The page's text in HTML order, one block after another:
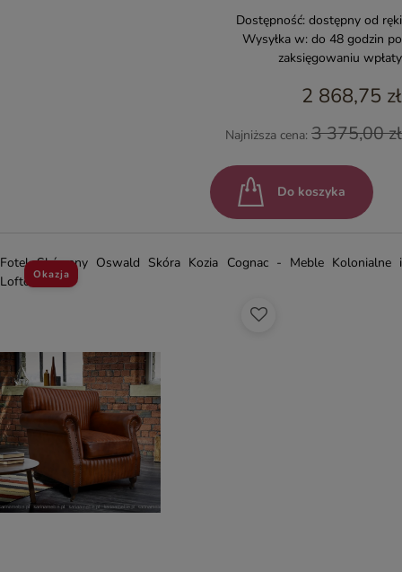
Dostępność: dostępny od ręki
Wysyłka w: do 48 godzin po
zaksięgowaniu wpłaty
2 868,75 zł
Najniższa cena: 3 375,00 zł
Do koszyka
Fotel Skórzany Oswald Skóra Kozia Cognac - Meble Kolonialne i
LoftoweOkazja